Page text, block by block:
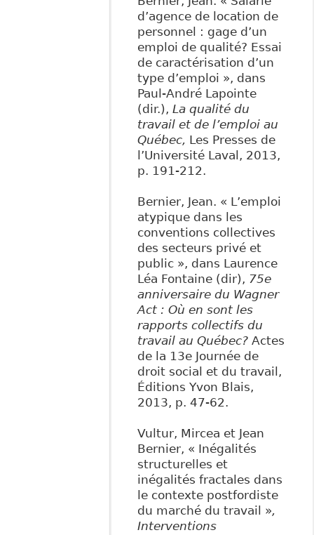
d’agence de location de
personnel : gage d’un
emploi de qualité? Essai
de caractérisation d’un
type d’emploi », dans
Paul-André Lapointe
(dir.), La qualité du
travail et de l’emploi au
Québec, Les Presses de
l’Université Laval, 2013,
p. 191-212.
Bernier, Jean. « L’emploi
atypique dans les
conventions collectives
des secteurs privé et
public », dans Laurence
Léa Fontaine (dir), 75e
anniversaire du Wagner
Act : Où en sont les
rapports collectifs du
travail au Québec?Actes
de la 13e Journée de
droit social et du travail,
Éditions Yvon Blais,
2013, p. 47-62.
Vultur, Mircea et Jean
Bernier, « Inégalités
structurelles et
inégalités fractales dans
le contexte postfordiste
du marché du travail »,
Interventions